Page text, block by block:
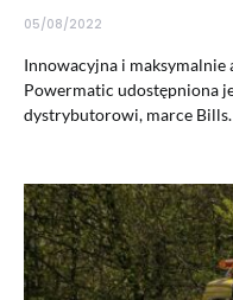
05/08/2022
Innowacyjna i
Powermatic udostępniona
dystrybutorowi, marce